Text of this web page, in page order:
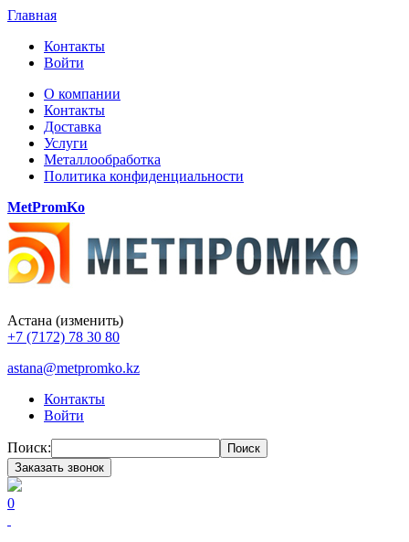
Главная
Контакты
Войти
О компании
Контакты
Доставка
Услуги
Металлообработка
Политика конфиденциальности
MetPromKo
Астана (изменить)
+7 (7172) 78 30 80
astana@metpromko.kz
Контакты
Войти
Поиск:
Поиск
Заказать звонок
0